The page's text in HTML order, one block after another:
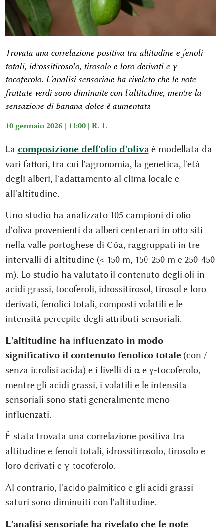
Trovata una correlazione positiva tra altitudine e fenoli
totali, idrossitirosolo, tirosolo e loro derivati e γ-
tocoferolo. L'analisi sensoriale ha rivelato che le note
fruttate verdi sono diminuite con l'altitudine, mentre la
sensazione di banana dolce è aumentata
10 gennaio 2026 | 11:00 | R. T.
La composizione dell'olio d'olivaè modellata da
vari fattori, tra cui l'agronomia, la genetica, l'età
degli alberi, l'adattamento al clima locale e
all'altitudine.
Uno studio ha analizzato 105 campioni di olio
d'oliva provenienti da alberi centenari in otto siti
nella valle portoghese di Côa, raggruppati in tre
intervalli di altitudine (< 150 m, 150-250 m e 250-450
m). Lo studio ha valutato il contenuto degli oli in
acidi grassi, tocoferoli, idrossitirosol, tirosol e loro
derivati, fenolici totali, composti volatili e le
intensità percepite degli attributi sensoriali.
L'altitudine ha influenzato in modo
significativo il contenuto fenolico totale(con /
senza idrolisi acida) e i livelli di α e γ-tocoferolo,
mentre gli acidi grassi, i volatili e le intensità
sensoriali sono stati generalmente meno
influenzati.
È stata trovata una correlazione positiva tra
altitudine e fenoli totali, idrossitirosolo, tirosolo e
loro derivati e γ-tocoferolo.
Al contrario, l'acido palmitico e gli acidi grassi
saturi sono diminuiti con l'altitudine.
L'analisi sensoriale ha rivelato che le note